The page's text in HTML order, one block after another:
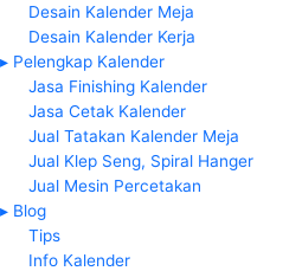
Desain Kalender Meja
Desain Kalender Kerja
▸ Pelengkap Kalender
Jasa Finishing Kalender
Jasa Cetak Kalender
Jual Tatakan Kalender Meja
Jual Klep Seng, Spiral Hanger
Jual Mesin Percetakan
▸ Blog
Tips
Info Kalender